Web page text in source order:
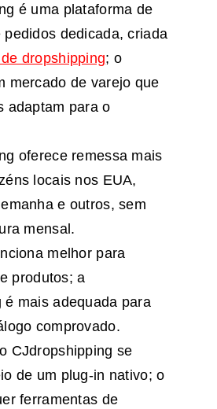
é uma plataforma de
dedicada, criada
dropshipping; o
mercado de varejo que
adaptam para o
oferece remessa mais
locais nos EUA,
e outros, sem
mensal.
melhor para
produtos; a
é mais adequada para
comprovado.
CJdropshipping se
de um plug-in nativo; o
ferramentas de